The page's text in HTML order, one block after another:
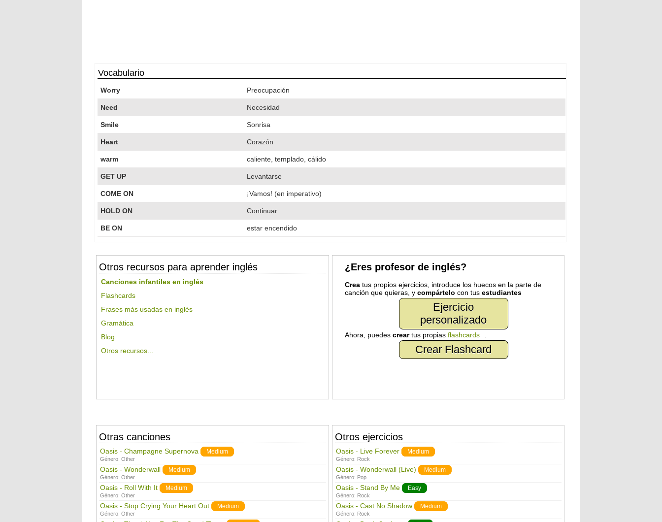
Vocabulario
Worry Preocupación
Need Necesidad
Smile Sonrisa
Heart Corazón
warm caliente, templado, cálido
GET UP Levantarse
COME ON ¡Vamos! (en imperativo)
HOLD ON Continuar
BE ON estar encendido
Otros recursos para aprender inglés
Canciones infantiles en inglés
Flashcards
Frases más usadas en inglés
Gramática
Blog
Otros recursos...
¿Eres profesor de inglés?
Creatus propios ejercicios, introduce los huecos en la parte de
canción que quieras, y compártelo con tus estudiantes
Ejercicio
personalizado
Ahora, puedes creartus propias flashcards
Crear Flashcard
Otras canciones
Oasis - Champagne Supernova Medium
Género: Other
Oasis - Wonderwall Medium
Género: Other
Oasis - Roll With It Medium
Género: Other
Oasis - Stop Crying Your Heart Out Medium
Género: Other
Otros ejercicios
Oasis - Live Forever Medium
Género: Rock
Oasis - Wonderwall (Live) Medium
Género: Pop
Oasis - Stand By Me Easy
Género: Rock
Oasis - Cast No Shadow Medium
Género: Rock